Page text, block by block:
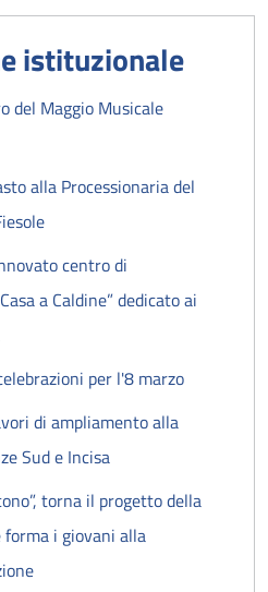
istituzionale
del Maggio Musicale
alla Processionaria del
centro di
a Caldine” dedicato ai
per l'8 marzo
di ampliamento alla
Sud e Incisa
torna il progetto della
forma i giovani alla